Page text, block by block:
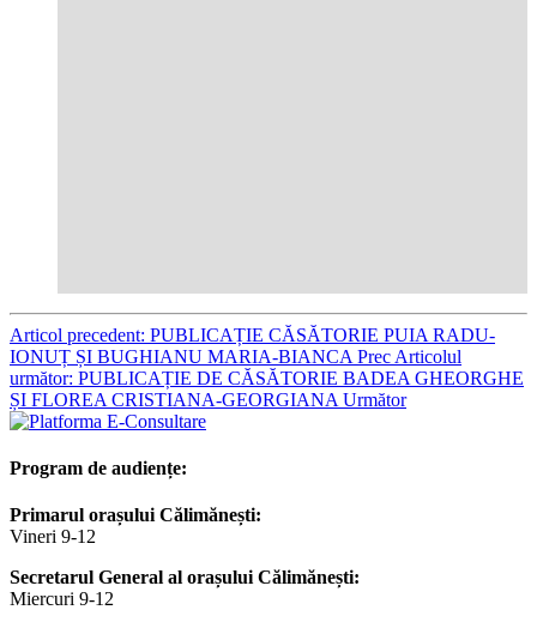
Articol precedent: PUBLICAȚIE CĂSĂTORIE PUIA RADU-
IONUȚ ȘI BUGHIANU MARIA-BIANCA Prec Articolul
următor: PUBLICAȚIE DE CĂSĂTORIE BADEA GHEORGHE
ȘI FLOREA CRISTIANA-GEORGIANA Următor
Program de audiențe:
Primarul orașului Călimănești:
Vineri 9-12
Secretarul General al orașului Călimănești:
Miercuri 9-12